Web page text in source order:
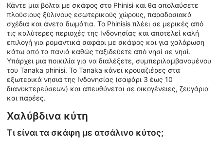
Κάντε μια βόλτα με σκάφος στο Phinisi και θα απολαύσετε
πλούσιους ξύλινους εσωτερικούς χώρους, παραδοσιακά
σχέδια και άνετα δωμάτια. Το Phinisis πλέει σε μερικές από
τις καλύτερες περιοχές της Ινδονησίας και αποτελεί καλή
επιλογή για ρομαντικά σαφάρι με σκάφος και για χαλάρωση
κάτω από τα πανιά καθώς ταξιδεύετε από νησί σε νησί.
Υπάρχει μια ποικιλία για να διαλέξετε, συμπεριλαμβανομένου
του Tanaka phinisi. Το Tanaka κάνει κρουαζιέρες στα
εξωτερικά νησιά της Ινδονησίας (σαφάρι 3 έως 10
διανυκτερεύσεων) και απευθύνεται σε οικογένειες, ζευγάρια
και παρέες.
Χαλύβδινα κύτη
Τι είναι τα σκάφη με ατσάλινο κύτος;